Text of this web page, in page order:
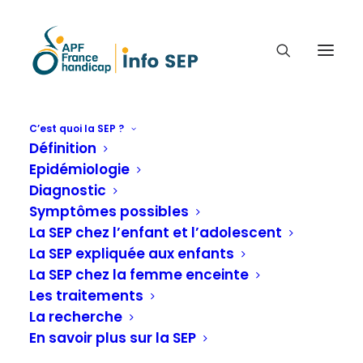
C’est quoi la SEP ?
Définition
Epidémiologie
Diagnostic
Symptômes possibles
La SEP chez l’enfant et l’adolescent
La SEP expliquée aux enfants
La SEP chez la femme enceinte
Les traitements
La recherche
En savoir plus sur la SEP
COMMENT JE VOIS LES
CHOSES, MAINTENANT (+ DE
5 ANS AVEC LE DIAGNOSTIC
SEP) FRED TÉMOIGNE (41
ANS)
Comment je vois les choses, j'ai - de 5 ans avec
le diagnostic de la SEP